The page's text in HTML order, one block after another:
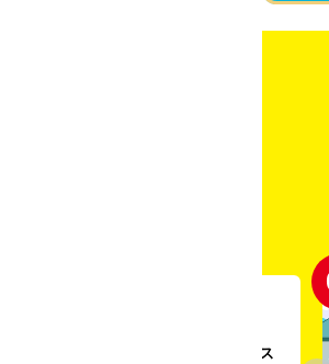
。ガソリンス